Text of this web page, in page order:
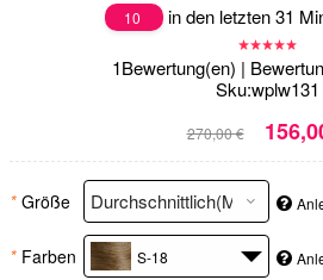
10 in den letzten 31
1Bewertung(en) |
Sku:wplw131
270,00 €
* Größe
* Farben S-18